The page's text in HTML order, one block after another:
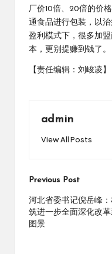
厂价10倍、20倍的价
通食品进行包装，以
盈利模式下，很多加
本，更别提赚到钱了。
【责任编辑：刘峻凌】
admin
View All Posts
Post
navigation
Previous Post
河北省委书记倪岳峰：
筑进一步全面深化改革
图景